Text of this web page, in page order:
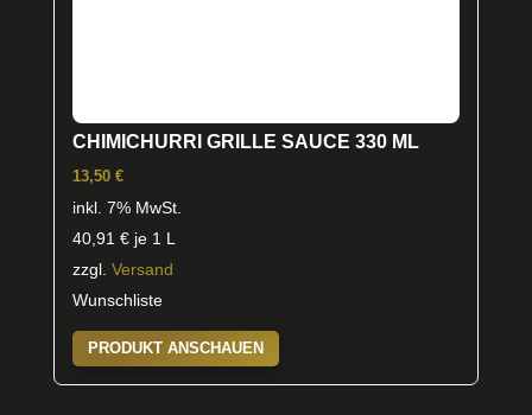
CHIMICHURRI GRILLE SAUCE 330 ML
13,50 €
inkl. 7% MwSt.
40,91 €je 1 L
zzgl. Versand
Wunschliste
PRODUKT ANSCHAUEN